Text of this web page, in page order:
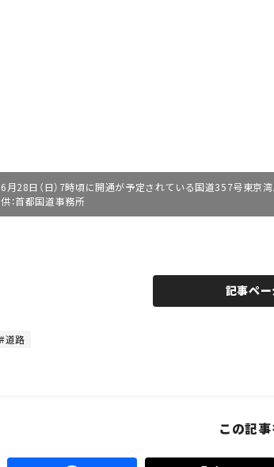
6月28日（日）7時頃に開通が予定されている国道357号東京
供：首都国道事務所
記事ペ
道路
この記